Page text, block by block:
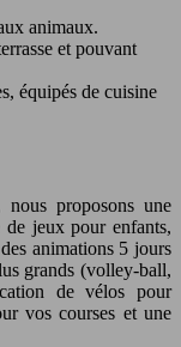
animaux.
et pouvant
équipés de cuisine
proposons une
de jeux pour enfants,
animations 5 jours
grands (volley-ball,
de vélos pour
vos courses et une